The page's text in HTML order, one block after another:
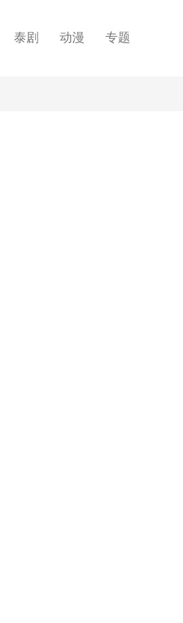
泰剧 动漫 专题